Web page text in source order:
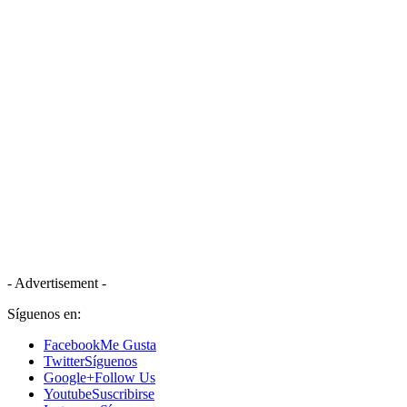
- Advertisement -
Síguenos en:
FacebookMe Gusta
TwitterSíguenos
Google+Follow Us
YoutubeSuscribirse